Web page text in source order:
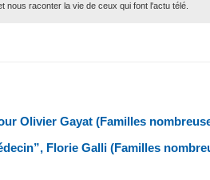
nous raconter la vie de ceux qui font l'actu télé.
Olivier Gayat (Familles
Florie Galli (Familles